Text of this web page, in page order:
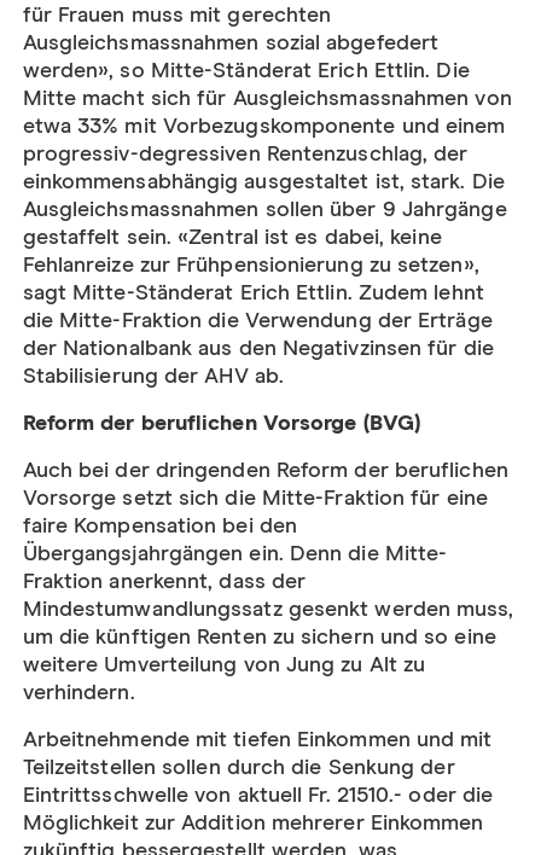
für Frauen muss mit gerechten
Ausgleichsmassnahmen sozial abgefedert
werden», so Mitte-Ständerat Erich Ettlin. Die
Mitte macht sich für Ausgleichsmassnahmen von
etwa 33% mit Vorbezugskomponente und einem
progressiv-degressiven Rentenzuschlag, der
einkommensabhängig ausgestaltet ist, stark. Die
Ausgleichsmassnahmen sollen über 9 Jahrgänge
gestaffelt sein. «Zentral ist es dabei, keine
Fehlanreize zur Frühpensionierung zu setzen»,
sagt Mitte-Ständerat Erich Ettlin. Zudem lehnt
die Mitte-Fraktion die Verwendung der Erträge
der Nationalbank aus den Negativzinsen für die
Stabilisierung der AHV ab.
Reform der beruflichen Vorsorge (BVG)
Auch bei der dringenden Reform der beruflichen
Vorsorge setzt sich die Mitte-Fraktion für eine
faire Kompensation bei den
Übergangsjahrgängen ein. Denn die Mitte-
Fraktion anerkennt, dass der
Mindestumwandlungssatz gesenkt werden muss,
um die künftigen Renten zu sichern und so eine
weitere Umverteilung von Jung zu Alt zu
verhindern.
Arbeitnehmende mit tiefen Einkommen und mit
Teilzeitstellen sollen durch die Senkung der
Eintrittsschwelle von aktuell Fr. 21510.- oder die
Möglichkeit zur Addition mehrerer Einkommen